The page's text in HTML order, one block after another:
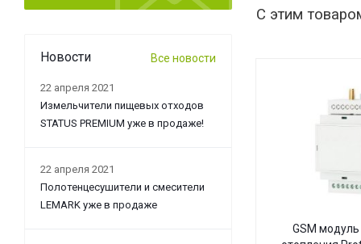
С этим
GSM
Новости Все новости
22 апреля 2021
Измельчители пищевых отходов
STATUS PREMIUM уже в продаже!
22 апреля 2021
Полотенцесушители и смесители
LEMARK уже в продаже